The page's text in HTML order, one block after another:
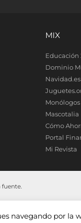
MIX
Educación
Dominio
Navidad.es
Monólogos
Mascotalia
Cómo
Portal
Mi Revista
navegando por la